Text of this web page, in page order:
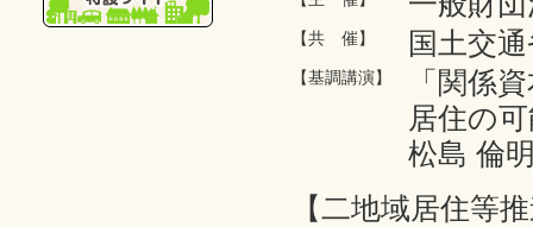
【共 催】 国土交
【基調講演】
「関係
居住の
松島 倫
【二地域居住等